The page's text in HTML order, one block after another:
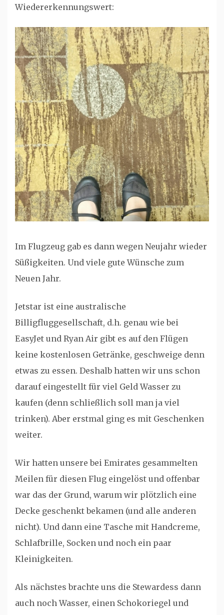
Wiedererkennungswert:
Im Flugzeug gab es dann wegen Neujahr wieder
Süßigkeiten. Und viele gute Wünsche zum
Neuen Jahr.
Jetstar ist eine australische
Billigfluggesellschaft, d.h. genau wie bei
EasyJet und Ryan Air gibt es auf den Flügen
keine kostenlosen Getränke, geschweige denn
etwas zu essen. Deshalb hatten wir uns schon
darauf eingestellt für viel Geld Wasser zu
kaufen (denn schließlich soll man ja viel
trinken). Aber erstmal ging es mit Geschenken
weiter.
Wir hatten unsere bei Emirates gesammelten
Meilen für diesen Flug eingelöst und offenbar
war das der Grund, warum wir plötzlich eine
Decke geschenkt bekamen (und alle anderen
nicht). Und dann eine Tasche mit Handcreme,
Schlafbrille, Socken und noch ein paar
Kleinigkeiten.
Als nächstes brachte uns die Stewardess dann
auch noch Wasser, einen Schokoriegel und